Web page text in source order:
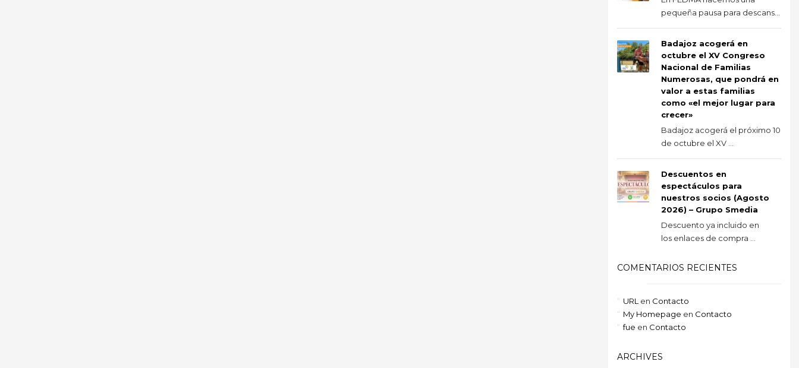
pequeña pausa para descans...
Badajoz acogerá en
octubre el XV Congreso
Nacional de Familias
Numerosas, que pondrá en
valor a estas familias
como «el mejor lugar para
crecer»
Badajoz acogerá el próximo 10
de octubre el XV ...
Descuentos en
espectáculos para
nuestros socios (Agosto
2026) – Grupo Smedia
Descuento ya incluido en
los enlaces de compra ...
COMENTARIOS RECIENTES
URL en Contacto
My Homepage en Contacto
fue en Contacto
ARCHIVES